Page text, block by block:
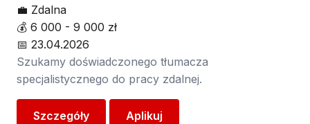
💼 Zdalna
💰 6 000 - 9 000 zł
📅 23.04.2026
Szukamy doświadczonego tłumacza
specjalistycznego do pracy zdalnej.
Szczegóły Aplikuj